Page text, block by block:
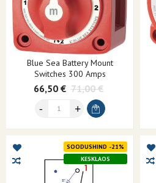
Blue Sea Battery Mount
Switches 300 Amps
66,50 € 71,00 €
SOODUSHIND -21%
KESKLAOS